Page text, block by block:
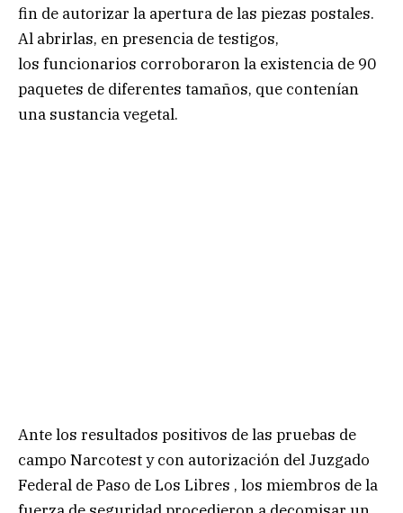
fin de autorizar la apertura de las piezas postales.
Al abrirlas, en presencia de testigos,
los funcionarios corroboraron la existencia de 90
paquetes de diferentes tamaños, que contenían
una sustancia vegetal.
Ante los resultados positivos de las pruebas de
campo Narcotest y con autorización del Juzgado
Federal de Paso de Los Libres , los miembros de la